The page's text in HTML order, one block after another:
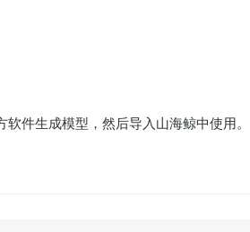
件生成模型，然后导入山海鲸中使用。